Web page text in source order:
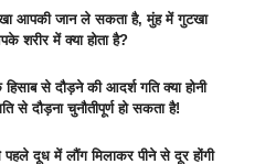
आपकी जान ले सकता है, मुंह में गुटखा
शरीर में क्या होता है?
से दौड़ने की आदर्श गति क्या होनी
से दौड़ना चुनौतीपूर्ण हो सकता है!
पहले दूध में लौंग मिलाकर पीने से दूर होंगी